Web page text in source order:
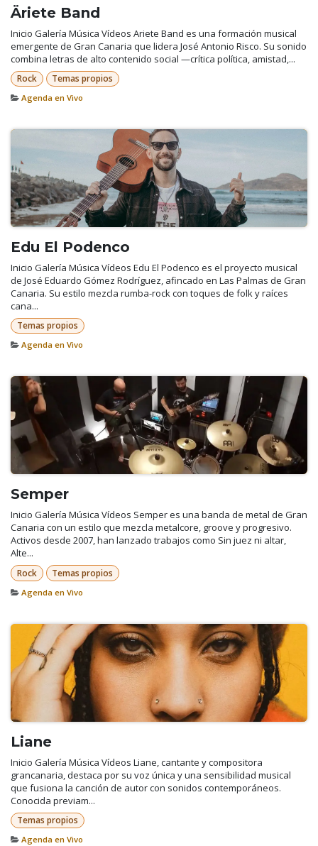
Äriete Band
Inicio Galería Música Vídeos Ariete Band es una formación musical
emergente de Gran Canaria que lidera José Antonio Risco. Su sonido
combina letras de alto contenido social —crítica política, amistad,...
Rock Temas propios
Agenda en Vivo
Edu El Podenco
Inicio Galería Música Vídeos Edu El Podenco es el proyecto musical
de José Eduardo Gómez Rodríguez, afincado en Las Palmas de Gran
Canaria. Su estilo mezcla rumba-rock con toques de folk y raíces
cana...
Temas propios
Agenda en Vivo
Semper
Inicio Galería Música Vídeos Semper es una banda de metal de Gran
Canaria con un estilo que mezcla metalcore, groove y progresivo.
Activos desde 2007, han lanzado trabajos como Sin juez ni altar,
Alte...
Rock Temas propios
Agenda en Vivo
Liane
Inicio Galería Música Vídeos Liane, cantante y compositora
grancanaria, destaca por su voz única y una sensibilidad musical
que fusiona la canción de autor con sonidos contemporáneos.
Conocida previam...
Temas propios
Agenda en Vivo